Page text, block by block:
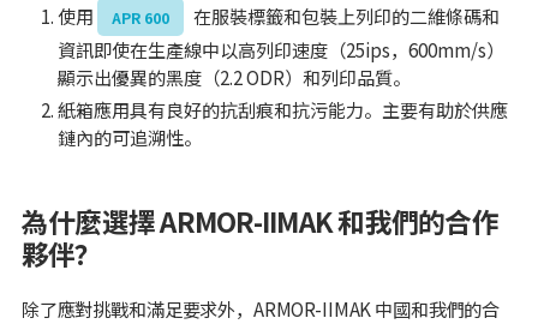
使用 APR 600
在服裝標籤和包裝上列印的二維條碼和
資訊即使在生產線中以高列印速度（25ips，600mm/s）
顯示出優異的黑度（2.2 ODR）和列印品質。
紙箱應用具有良好的抗刮痕和抗污能力。主要有助於供應
鏈內的可追溯性。
為什麼選擇 ARMOR-IIMAK 和我們的合作
夥伴？
除了應對挑戰和滿足要求外，ARMOR-IIMAK 中國和我們的合